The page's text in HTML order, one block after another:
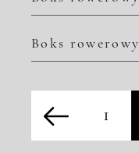
Boks rowerowy
1